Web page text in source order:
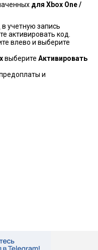
для Xbox One /
учетную запись
активировать код.
влево и выберите
выберите Активировать
и